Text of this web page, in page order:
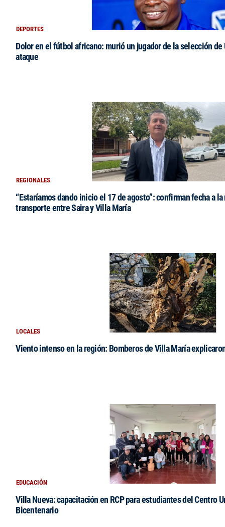
DEPORTES
Dolor en el fútbol africano: murió un jugador de la selección
ataque
REGIONALES
“Estaríamos dando inicio el 17 de agosto”: confirman fecha a
transporte entre Saira y Villa María
LOCALES
Viento intenso en la región: Bomberos de Villa María
EDUCACIÓN
Villa Nueva: capacitación en RCP para estudiantes del Centro
Bicentenario